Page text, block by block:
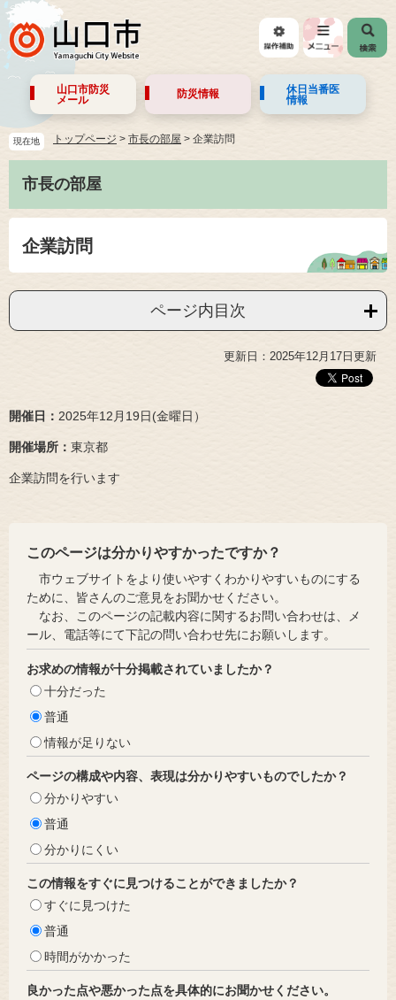
山口市防災
メール
防災情報
休日当番医
情報
現在地 トップページ > 市長の部屋 > 企業訪問
市長の部屋
企業訪問
ページ内目次
更新日：2025年12月17日更新
開催日： 2025年12月19日(金曜日）
開催場所： 東京都
企業訪問を行います
このページは分かりやすかったですか？
市ウェブサイトをより使いやすくわかりやすいものにする
ために、皆さんのご意見をお聞かせください。
なお、このページの記載内容に関するお問い合わせは、メ
ール、電話等にて下記の問い合わせ先にお願いします。
お求めの情報が十分掲載されていましたか？
十分だった
普通
情報が足りない
ページの構成や内容、表現は分かりやすいものでしたか？
分かりやすい
普通
分かりにくい
この情報をすぐに見つけることができましたか？
すぐに見つけた
普通
時間がかかった
良かった点や悪かった点を具体的にお聞かせください。